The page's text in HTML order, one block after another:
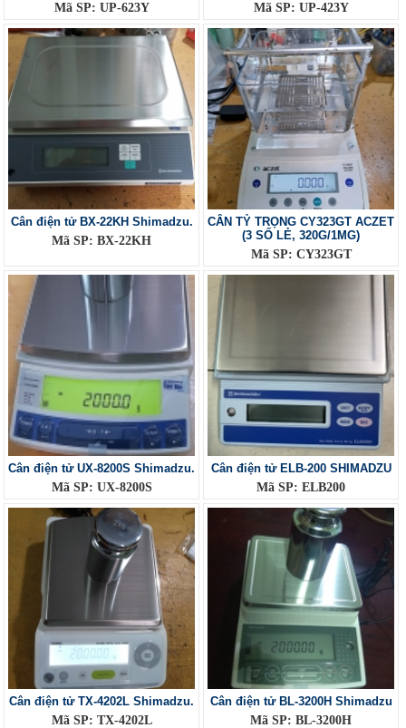
Mã SP: UP-623Y
Mã SP: UP-423Y
Cân điện tử BX-22KH Shimadzu.
Mã SP: BX-22KH
CÂN TỶ TRỌNG CY323GT ACZET
(3 SỐ LẺ, 320G/1MG)
Mã SP: CY323GT
Cân điện tử UX-8200S Shimadzu.
Mã SP: UX-8200S
Cân điện tử ELB-200 SHIMADZU
Mã SP: ELB200
Cân điện tử TX-4202L Shimadzu.
Mã SP: TX-4202L
Cân điện tử BL-3200H Shimadzu
Mã SP: BL-3200H